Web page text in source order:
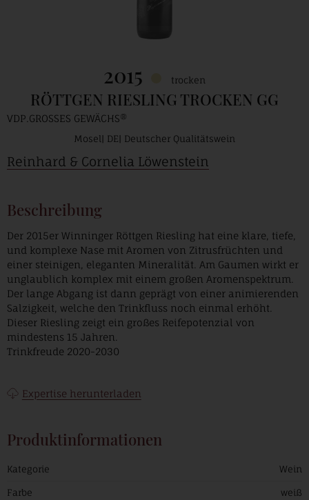
2015 trocken
RÖTTGEN RIESLING TROCKEN GG
VDP.GROSSES GEWÄCHS®
Mosel DE Deutscher Qualitätswein
Reinhard & Cornelia Löwenstein
Beschreibung
Der 2015er Winninger Röttgen Riesling hat eine klare, tiefe,
und komplexe Nase mit Aromen von Zitrusfrüchten und
einer steinigen, eleganten Mineralität. Am Gaumen wirkt er
unglaublich komplex mit einem großen Aromenspektrum.
Der lange Abgang ist dann geprägt von einer animierenden
Salzigkeit, welche den Trinkfluss noch einmal erhöht.
Dieser Riesling zeigt ein großes Reifepotenzial von
mindestens 15 Jahren.
Trinkfreude 2020-2030
Expertise herunterladen
Produktinformationen
Kategorie Wein
Farbe weiß